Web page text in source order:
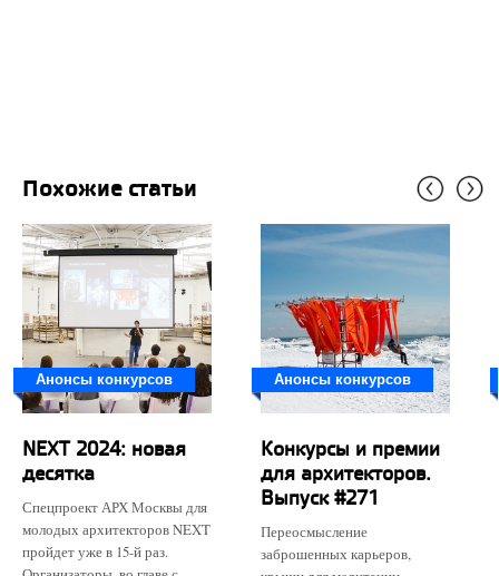
Похожие статьи
Анонсы конкурсов
NEXT 2024: новая
десятка
Спецпроект АРХ Москвы для
молодых архитекторов NEXT
пройдет уже в 15-й раз.
Анонсы конкурсов
Конкурсы и премии
для архитекторов.
Выпуск #271
Переосмысление
заброшенных карьеров,